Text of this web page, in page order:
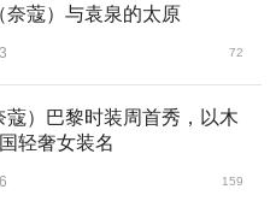
奈蔻）与袁泉的太原
72
蔻）巴黎时装周首秀，以木
轻奢女装名
159